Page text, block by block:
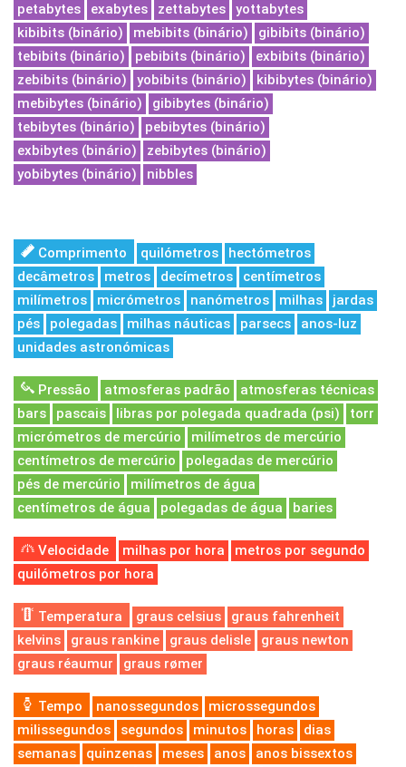
petabytes
exabytes zettabytes
yottabytes
kibibits (binário)
mebibits (binário)
gibibits (binário)
tebibits (binário)
pebibits (binário)
exbibits (binário)
zebibits (binário)
yobibits (binário)
kibibytes (binário)
mebibytes (binário)
gibibytes (binário)
tebibytes (binário)
pebibytes (binário)
exbibytes (binário)
zebibytes (binário)
yobibytes (binário)
nibbles
Comprimento quilómetros
hectómetros
decâmetros
metros decímetros
centímetros
milímetros
micrómetros nanómetros milhas
jardas
pés
polegadas milhas náuticas parsecs
anos-luz
unidades astronómicas
Pressão atmosferas padrão
atmosferas técnicas
bars
pascais libras por polegada quadrada (psi)
torr
micrómetros de mercúrio
milímetros de mercúrio
centímetros de mercúrio
polegadas de mercúrio
pés de mercúrio
milímetros de água
centímetros de água
polegadas de água baries
Velocidade milhas por hora
metros por segundo
quilómetros por hora
Temperatura graus celsius
graus fahrenheit
kelvins
graus rankine graus delisle
graus newton
graus réaumur
graus rømer
Tempo nanossegundos
microssegundos
milissegundos
segundos minutos horas
dias
semanas
quinzenas meses anos
anos bissextos